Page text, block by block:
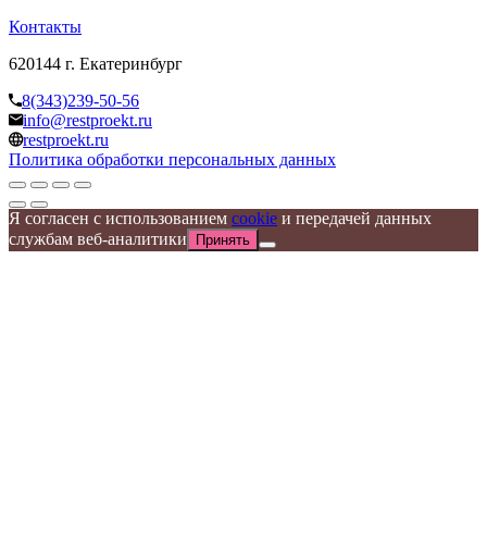
Контакты
620144 г. Екатеринбург
8(343)239-50-56
info@restproekt.ru
restproekt.ru
Политика обработки персональных данных
Я согласен с использованием cookie и передачей данных
службам веб-аналитики
Принять